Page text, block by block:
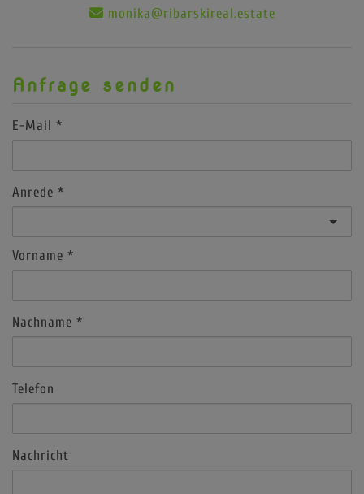
monika@ribarskireal.estate
Anfrage senden
E-Mail
Anrede
Vorname
Nachname
Telefon
Nachricht